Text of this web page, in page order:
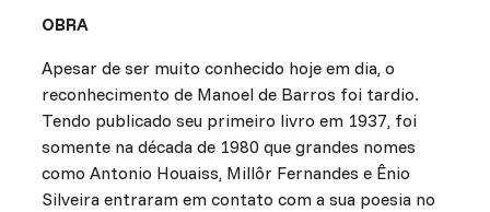
OBRA
Apesar de ser muito conhecido hoje em dia, o
reconhecimento de Manoel de Barros foi tardio.
Tendo publicado seu primeiro livro em 1937, foi
somente na década de 1980 que grandes nomes
como Antonio Houaiss, Millôr Fernandes e Ênio
Silveira entraram em contato com a sua poesia no